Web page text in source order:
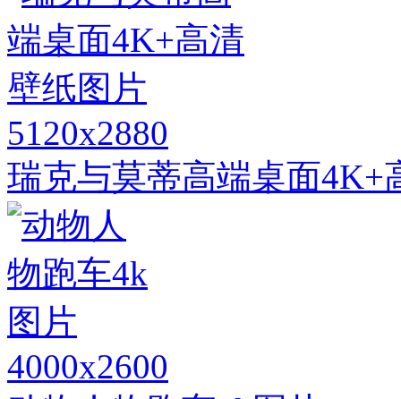
5120x2880
瑞克与莫蒂高端桌面4K+
4000x2600